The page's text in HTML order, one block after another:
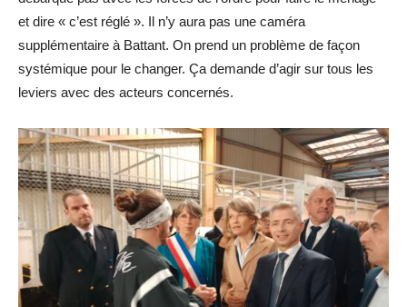
et dire « c’est réglé ». Il n’y aura pas une caméra
supplémentaire à Battant. On prend un problème de façon
systémique pour le changer. Ça demande d’agir sur tous les
leviers avec des acteurs concernés.